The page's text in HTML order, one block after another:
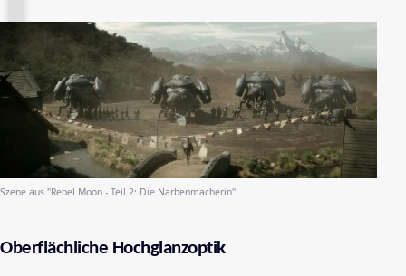
Szene aus "Rebel Moon - Teil 2: Die Narbenmacherin"
Oberflächliche Hochglanzoptik